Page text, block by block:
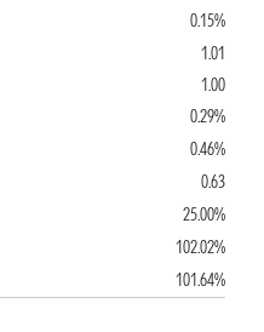
0.15%
1.01
1.00
0.29%
0.46%
0.63
25.00%
102.02%
101.64%